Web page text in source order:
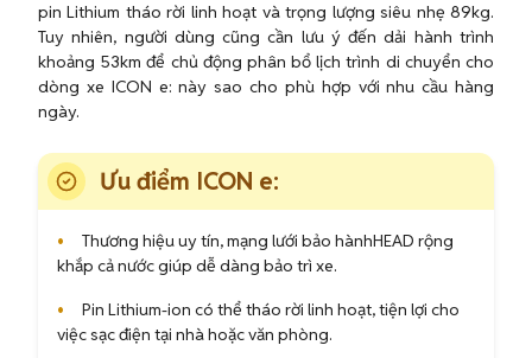
pin Lithium tháo rời linh hoạt và trọng lượng siêu nhẹ 89kg.
Tuy nhiên, người dùng cũng cần lưu ý đến dải hành trình
khoảng 53km để chủ động phân bổ lịch trình di chuyển cho
dòng xe ICON e: này sao cho phù hợp với nhu cầu hàng
ngày.
Ưu điểm ICON e:
•
Thương hiệu uy tín, mạng lưới bảo hànhHEAD rộng
khắp cả nước giúp dễ dàng bảo trì xe.
•
Pin Lithium-ion có thể tháo rời linh hoạt, tiện lợi cho
việc sạc điện tại nhà hoặc văn phòng.